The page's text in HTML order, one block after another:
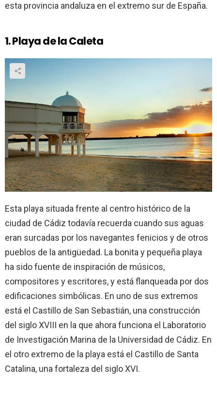
esta provincia andaluza en el extremo sur de España.
1. Playa de la Caleta
Esta playa situada frente al centro histórico de la
ciudad de Cádiz todavía recuerda cuando sus aguas
eran surcadas por los navegantes fenicios y de otros
pueblos de la antigüedad. La bonita y pequeña playa
ha sido fuente de inspiración de músicos,
compositores y escritores, y está flanqueada por dos
edificaciones simbólicas. En uno de sus extremos
está el Castillo de San Sebastián, una construcción
del siglo XVIII en la que ahora funciona el Laboratorio
de Investigación Marina de la Universidad de Cádiz. En
el otro extremo de la playa está el Castillo de Santa
Catalina, una fortaleza del siglo XVI.